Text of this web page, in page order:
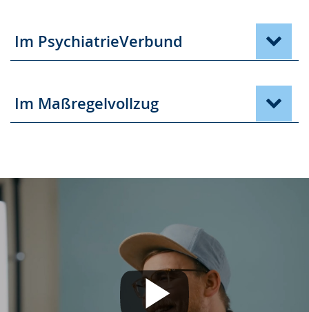
Im PsychiatrieVerbund
Im Maßregelvollzug
die Datenschutzerklärung von YouTube.
Mehr erfahren
Ich akzeptiere. Hinweis ausblenden und
YouTube-Videos in Zukunft immer